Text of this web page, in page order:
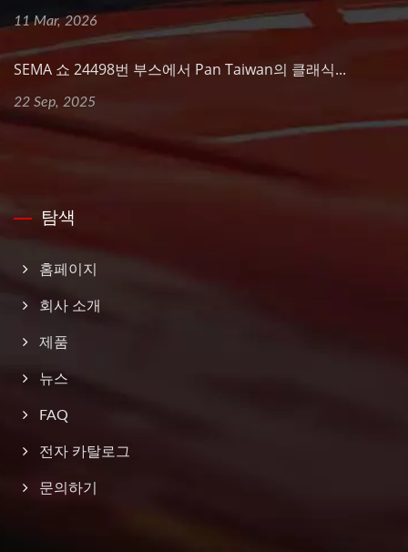
11 Mar, 2026
SEMA 쇼 24498번 부스에서 Pan Taiwan의 클래식...
22 Sep, 2025
탐색
홈페이지
회사 소개
제품
뉴스
FAQ
전자 카탈로그
문의하기